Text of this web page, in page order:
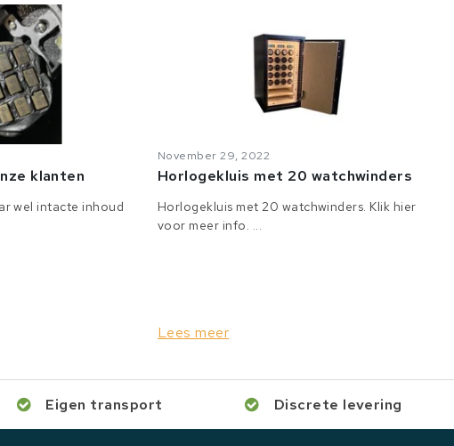
klanten
wel intacte inhoud
November 29, 2022
Horlogekluis met 20 watchwinders
Horlogekluis met 20 watchwinders. Klik hier
voor meer info. ...
Lees meer
Eigen transport Discrete levering